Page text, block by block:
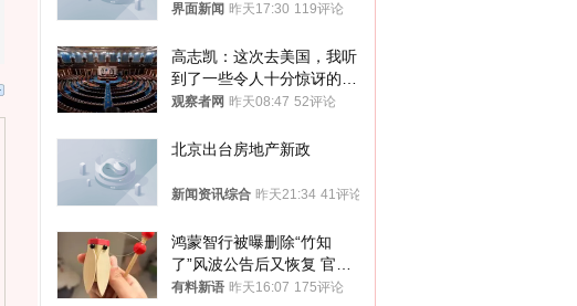
界面新闻 昨天17:30 119评论
高志凯：这次去美国，我听
到了一些令人十分惊讶的消
息
观察者网 昨天08:47 52评论
北京出台房地产新政
新闻资讯综合 昨天21:34 41评论
鸿蒙智行被曝删除“竹知
了”风波公告后又恢复 官媒
曾力挺：劝华为要大度的，
有料新语 昨天16:07 175评论